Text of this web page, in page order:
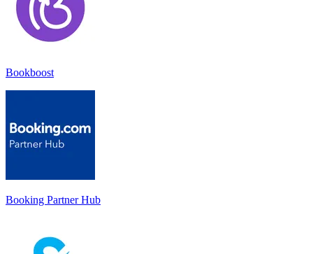
Bookboost
Booking Partner Hub